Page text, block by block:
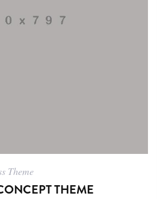
Theme
THEME